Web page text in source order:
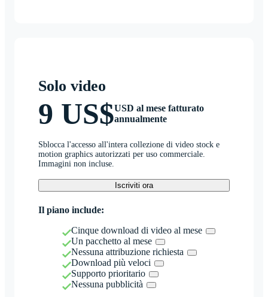
Solo video
9 US$USD al mese fatturato
annualmente
Sblocca l'accesso all'intera collezione di video stock e
motion graphics autorizzati per uso commerciale.
Immagini non incluse.
Iscriviti ora
Il piano include:
Cinque download di video al mese
Un pacchetto al mese
Nessuna attribuzione richiesta
Download più veloci
Supporto prioritario
Nessuna pubblicità